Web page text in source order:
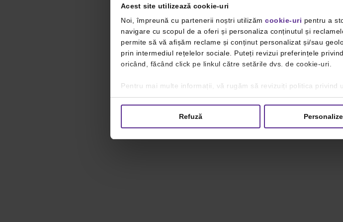
Acest site utilizează cookie-uri
Noi, împreună cu partenerii noștri utilizăm cookie-uri pentru a
navigare cu scopul de a oferi și personaliza conținutul și
permite să vă afișăm reclame și conținut personalizat și/sau
prin intermediul rețelelor sociale. Puteți revizui preferințele
oricând, făcând click pe linkul către setările dvs. de cookie-uri.
Pentru mai multe informații, vă rugăm să revizuiți politica privind
Refuză